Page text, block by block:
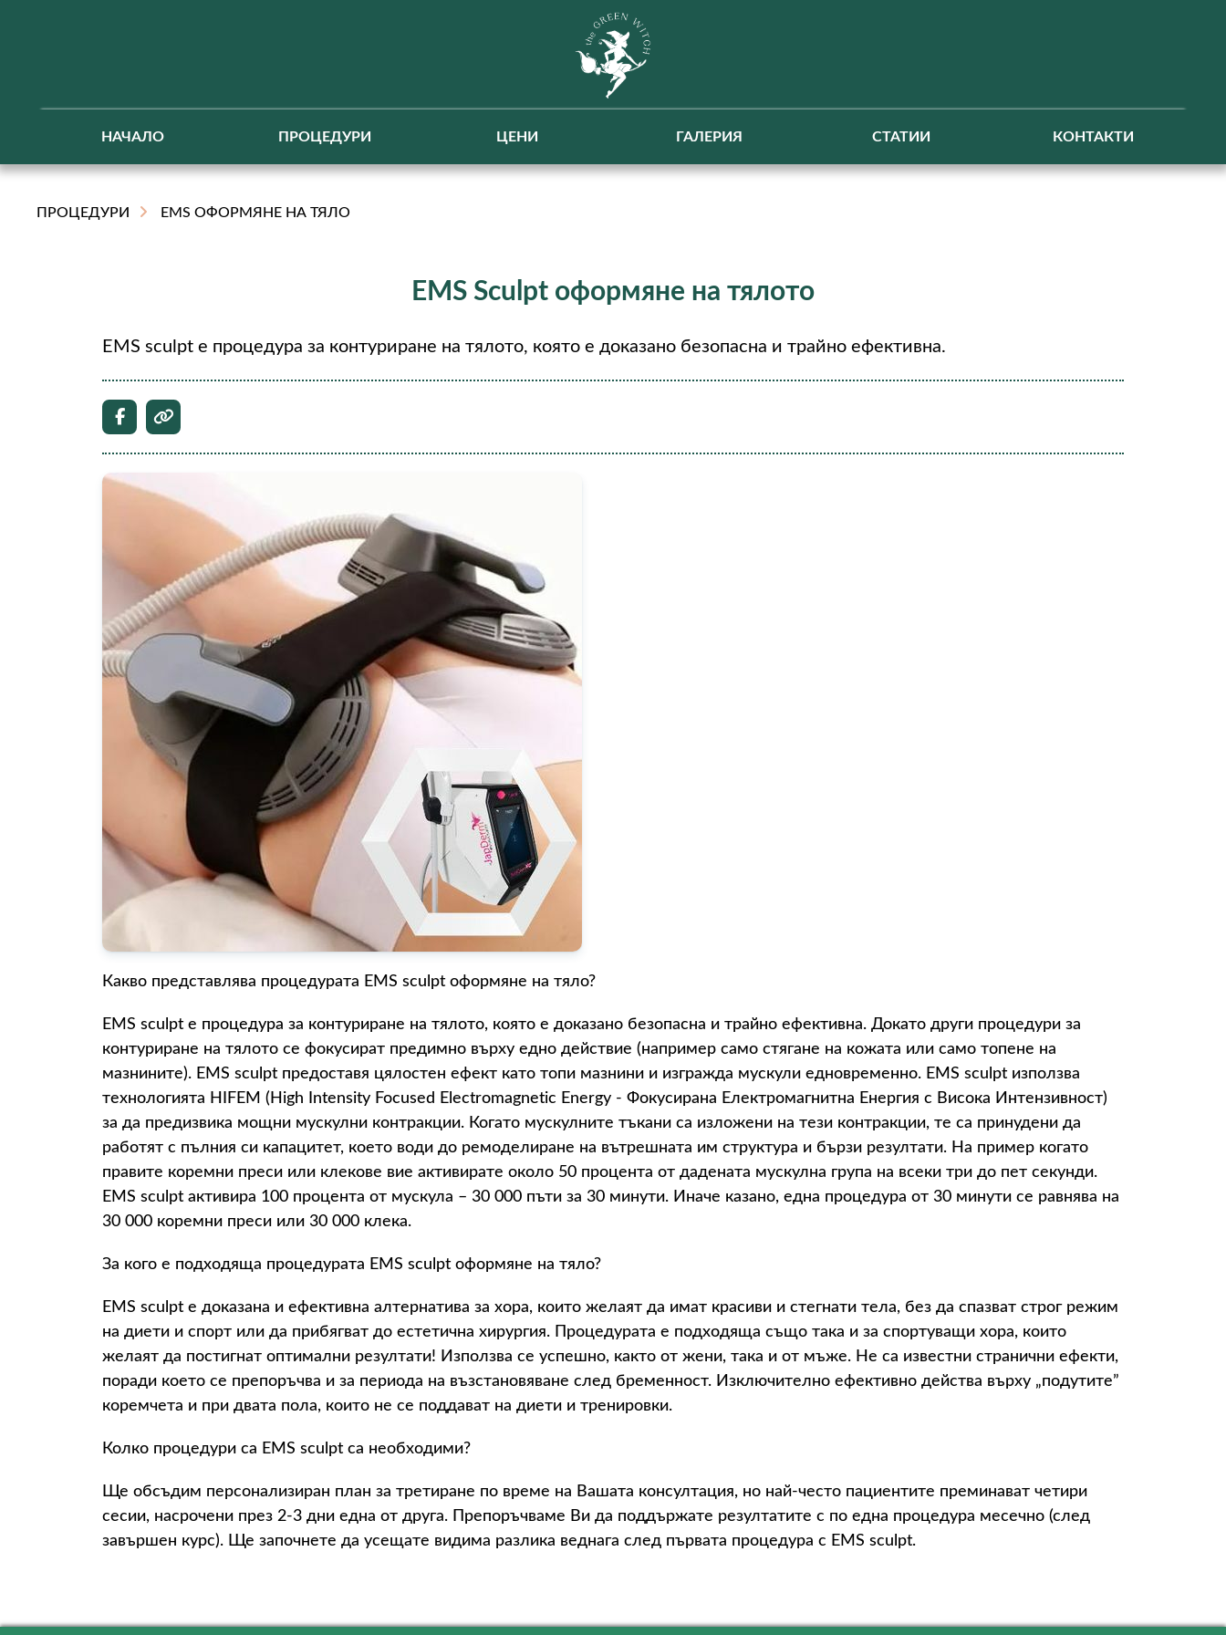
НАЧАЛО ПРОЦЕДУРИ ЦЕНИ ГАЛЕРИЯ СТАТИИ КОНТАКТИ
ПРОЦЕДУРИ EMS ОФОРМЯНЕ НА ТЯЛО
EMS Sculpt оформяне на тялото
EMS sculpt е процедура за контуриране на тялото, която е доказано безопасна и трайно ефективна.
Какво представлява процедурата EMS sculpt оформяне на тяло?
EMS sculpt е процедура за контуриране на тялото, която е доказано безопасна и трайно ефективна. Докато други процедури за
контуриране на тялото се фокусират предимно върху едно действие (например само стягане на кожата или само топене на
мазнините). EMS sculpt предоставя цялостен ефект като топи мазнини и изгражда мускули едновременно. EMS sculpt използва
технологията HIFEM (High Intensity Focused Electromagnetic Energy - Фокусирана Електромагнитна Енергия с Висока Интензивност)
за да предизвика мощни мускулни контракции. Когато мускулните тъкани са изложени на тези контракции, те са принудени да
работят с пълния си капацитет, което води до ремоделиране на вътрешната им структура и бързи резултати. На пример когато
правите коремни преси или клекове вие активирате около 50 процента от дадената мускулна група на всеки три до пет секунди.
EMS sculpt активира 100 процента от мускула – 30 000 пъти за 30 минути. Иначе казано, една процедура от 30 минути се равнява на
30 000 коремни преси или 30 000 клека.
За кого е подходяща процедурата EMS sculpt оформяне на тяло?
EMS sculpt е доказана и ефективна алтернатива за хора, които желаят да имат красиви и стегнати тела, без да спазват строг режим
на диети и спорт или да прибягват до естетична хирургия. Процедурата е подходяща също така и за спортуващи хора, които
желаят да постигнат оптимални резултати! Използва се успешно, както от жени, така и от мъже. Не са известни странични ефекти,
поради което се препоръчва и за периода на възстановяване след бременност. Изключително ефективно действа върху „подутите”
коремчета и при двата пола, които не се поддават на диети и тренировки.
Колко процедури са EMS sculpt са необходими?
Ще обсъдим персонализиран план за третиране по време на Вашата консултация, но най-често пациентите преминават четири
сесии, насрочени през 2-3 дни една от друга. Препоръчваме Ви да поддържате резултатите с по една процедура месечно (след
завършен курс). Ще започнете да усещате видима разлика веднага след първата процедура с EMS sculpt.